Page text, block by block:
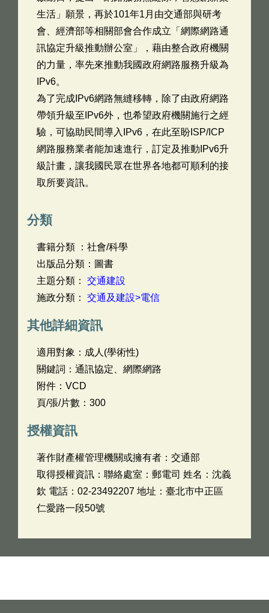
生活」願景，再於101年1月由交通部與研考
會、經濟部等相關部會合作成立「網際網路通
訊協定升級推動辦公室」，藉由整合政府機關
的力量，率先來推動我國政府網路服務升級為
IPv6。
為了完成IPv6網路無縫移轉，除了由政府網路
帶領升級至IPv6外，也希望政府機關施行之經
驗，可協助民間導入IPv6，在此至盼ISP/ICP
網路服務業者能加速進行，訂定及推動IPv6升
級計畫，讓我國民眾在世界各地都可順利的接
取所要資訊。
分類
書籍分類 ：社會/科學
出版品分類：圖書
主題分類： 交通建設
施政分類： 交通及建設>電信
其他詳細資訊
適用對象：成人(學術性)
關鍵詞：通訊協定、網際網路
附件：VCD
頁/張/片數：300
授權資訊
著作財產權管理機關或擁有者：交通部
取得授權資訊：聯絡處室：郵電司 姓名：沈義
欽 電話：02-23492207 地址：臺北市中正區
仁愛路一段50號